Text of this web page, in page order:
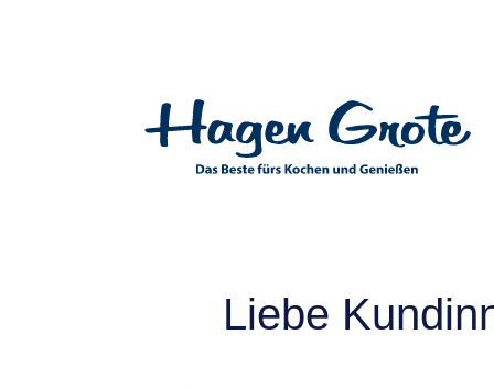
Liebe